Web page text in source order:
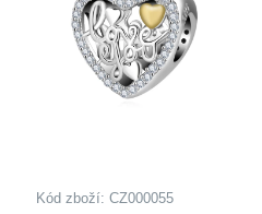
Kód zboží: CZ000055